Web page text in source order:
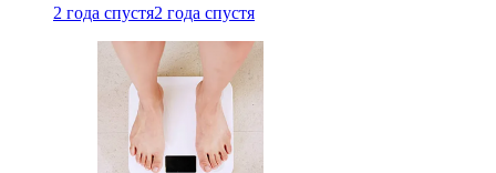
2 года спустя2 года спустя